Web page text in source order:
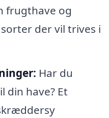
frugthave og
der vil trives i
Har du
din have? Et